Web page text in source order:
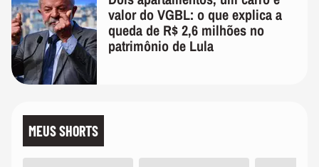
valor do VGBL: o que explica a
queda de R$ 2,6 milhões no
patrimônio de Lula
MEUS SHORTS